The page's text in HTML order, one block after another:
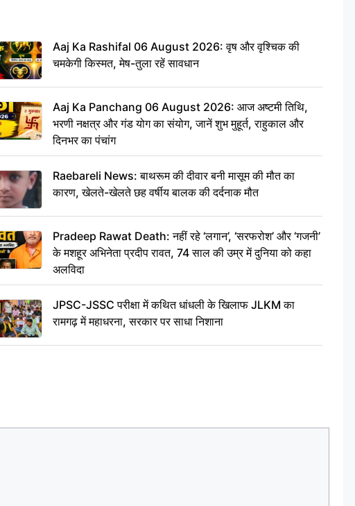
Aaj Ka Rashifal 06 August 2026: वृष और वृश्चिक की
चमकेगी किस्मत, मेष-तुला रहें सावधान
Aaj Ka Panchang 06 August 2026: आज अष्टमी तिथि,
भरणी नक्षत्र और गंड योग का संयोग, जानें शुभ मुहूर्त, राहुकाल और
दिनभर का पंचांग
Raebareli News: बाथरूम की दीवार बनी मासूम की मौत का
कारण, खेलते-खेलते छह वर्षीय बालक की दर्दनाक मौत
Pradeep Rawat Death: नहीं रहे ‘लगान’, ‘सरफरोश’ और ‘गजनी’
के मशहूर अभिनेता प्रदीप रावत, 74 साल की उम्र में दुनिया को कहा
अलविदा
JPSC-JSSC परीक्षा में कथित धांधली के खिलाफ JLKM का
रामगढ़ में महाधरना, सरकार पर साधा निशाना